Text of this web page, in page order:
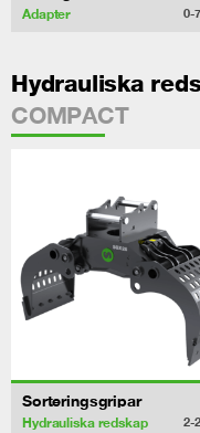
Adapter 0-
Hydrauliska
COMPACT
Sorteringsgripar
Hydrauliska redskap 2-